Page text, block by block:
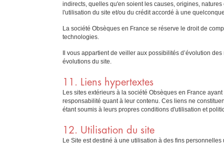
indirects, quelles qu'en soient les causes, origines,
l'utilisation du site et/ou du crédit accordé à une
La société Obsèques en France se réserve le droit de
technologies.
Il vous appartient de veiller aux possibilités d’évolution
évolutions du site.
11. Liens hypertextes
Les sites extérieurs à la société Obsèques en France
responsabilité quant à leur contenu. Ces liens ne
étant soumis à leurs propres conditions d'utilisation et
12. Utilisation du site
Le Site est destiné à une utilisation à des fins